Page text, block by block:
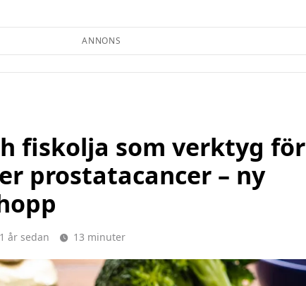
ANNONS
fiskolja som verktyg för
prostatacancer – ny
1 år sedan 13 minuter